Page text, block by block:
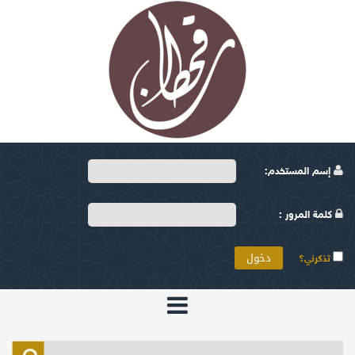
إسم المستخدم:
كلمة المرور :
تذكرني؟